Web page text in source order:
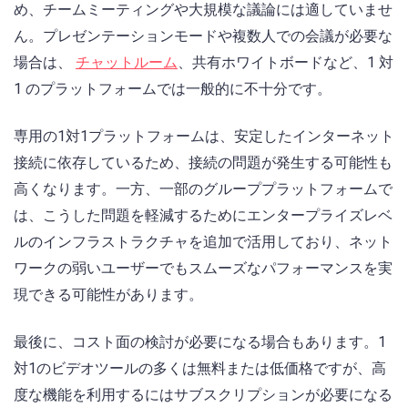
め、チームミーティングや大規模な議論には適していませ
ん。プレゼンテーションモードや複数人での会議が必要な
場合は、 チャットルーム、共有ホワイトボードなど、1 対
1 のプラットフォームでは一般的に不十分です。
専用の1対1プラットフォームは、安定したインターネット
接続に依存しているため、接続の問題が発生する可能性も
高くなります。一方、一部のグループプラットフォームで
は、こうした問題を軽減するためにエンタープライズレベ
ルのインフラストラクチャを追加で活用しており、ネット
ワークの弱いユーザーでもスムーズなパフォーマンスを実
現できる可能性があります。
最後に、コスト面の検討が必要になる場合もあります。1
対1のビデオツールの多くは無料または低価格ですが、高
度な機能を利用するにはサブスクリプションが必要になる